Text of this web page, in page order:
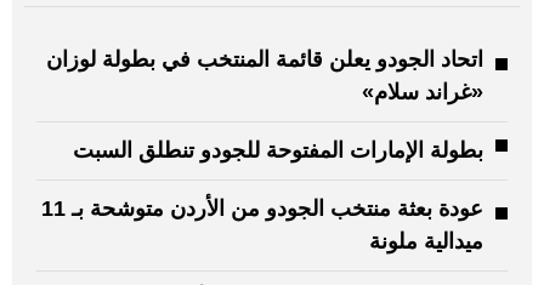
اتحاد الجودو يعلن قائمة المنتخب في بطولة لوزان
«غراند سلام»
بطولة الإمارات المفتوحة للجودو تنطلق السبت
عودة بعثة منتخب الجودو من الأردن متوشحة بـ 11
ميدالية ملونة